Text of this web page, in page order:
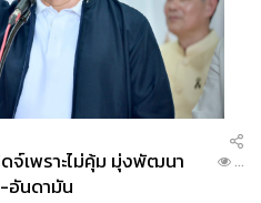
จ์เพราะไม่คุ้ม มุ่งพัฒนา
อันดามัน
...